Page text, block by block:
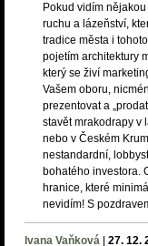
Pokud vidím
ruchu a lázeňství,
tradice města i
pojetím architektury
který se živí
Vašem oboru,
prezentovat a
stavět mrakodrapy v
nebo v Českém
nestandardní,
bohatého investora.
hranice, které
nevidím! S
Ivana Vaňková 27. 12.